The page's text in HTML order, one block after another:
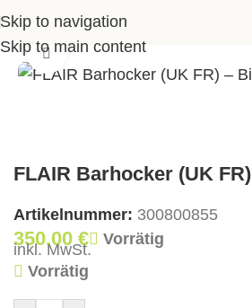
Skip to navigation
Skip to main content
> Essen>Barstühle
Klick zum Vergrößern
FLAIR Barhocker (UK FR)
Artikelnummer: 300800855
350,00€ Vorrätig
inkl. MwSt.
Vorrätig